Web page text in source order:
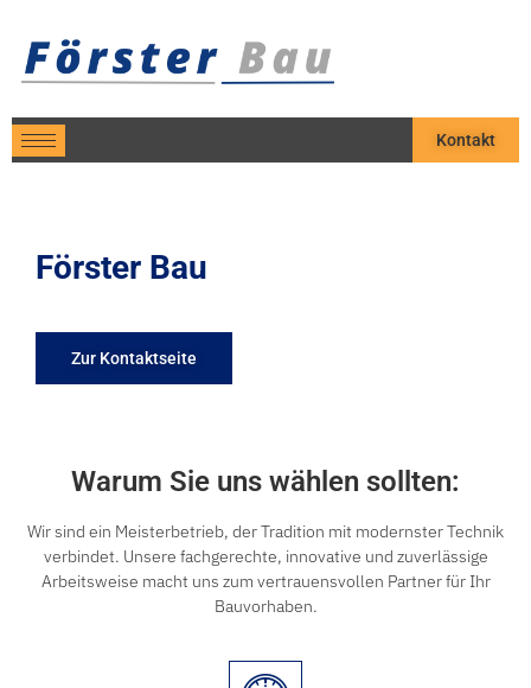
Kontakt
Förster Bau
Zur Kontaktseite
Warum Sie uns wählen sollten:
Wir sind ein Meisterbetrieb, der Tradition mit modernster Technik
verbindet. Unsere fachgerechte, innovative und zuverlässige
Arbeitsweise macht uns zum vertrauensvollen Partner für Ihr
Bauvorhaben.